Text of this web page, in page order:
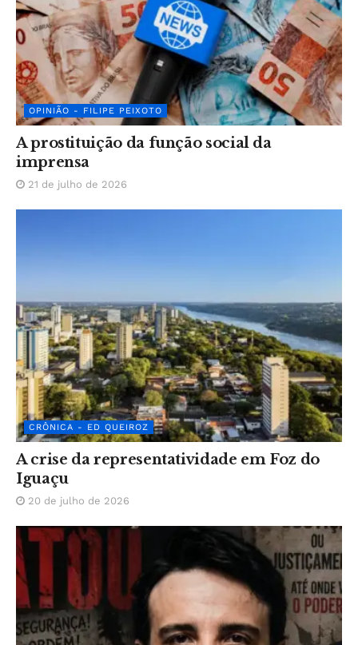
OPINIÃO - FILIPE PEIXOTO
A prostituição da função social da
imprensa
21 de julho de 2026
CRÔNICA - ED QUEIROZ
A crise da representatividade em Foz do
Iguaçu
20 de julho de 2026